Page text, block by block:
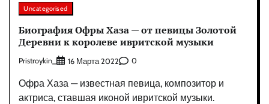
Uncategorised
Биография Офры Хаза — от певицы Золотой
Деревни к королеве ивритской музыки
Pristroykin_ 16 Марта 2022 0
Офра Хаза — известная певица, композитор и
актриса, ставшая иконой ивритской музыки.